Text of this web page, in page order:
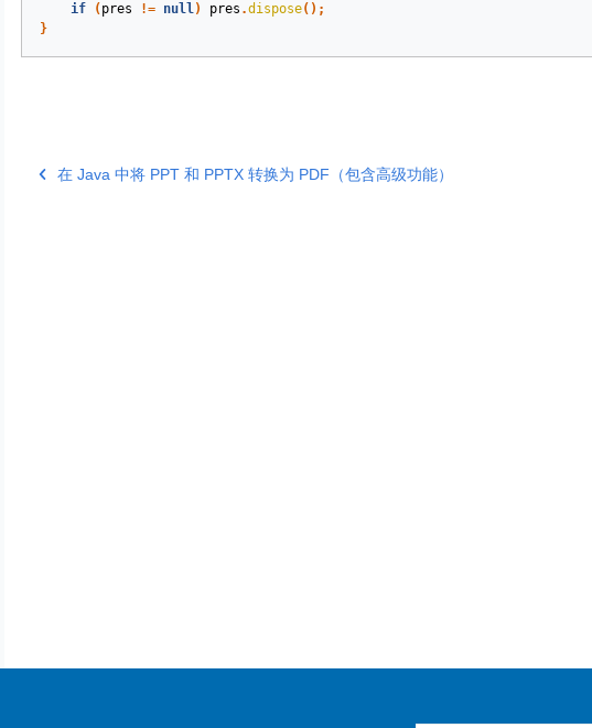
if
( pres != null) pres .dispose();
}
在 Java 中将 PPT 和 PPTX 转换为 PDF（包含高级功能）